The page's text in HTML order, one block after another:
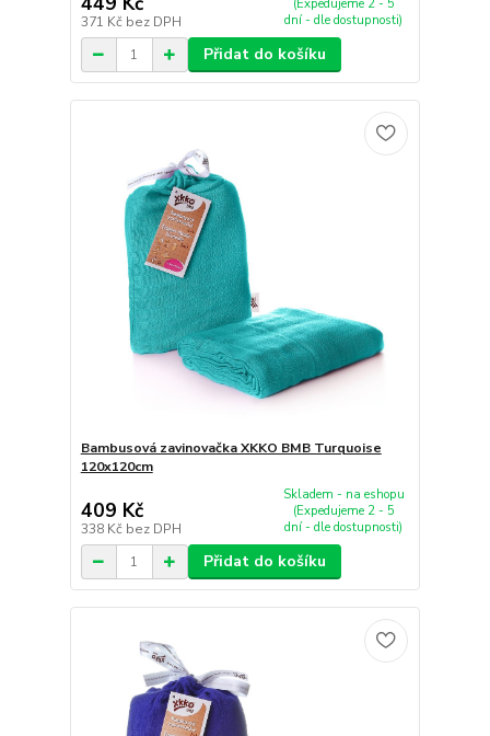
371 Kč bez DPH
(Expedujeme 2 - 5
dní - dle dostupnosti)
Přidat do košíku
Bambusová zavinovačka XKKO BMB Turquoise
120x120cm
409 Kč
338 Kč bez DPH
Skladem - na eshopu
(Expedujeme 2 - 5
dní - dle dostupnosti)
Přidat do košíku